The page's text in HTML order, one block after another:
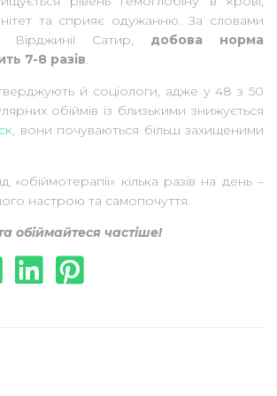
та сприяє одужанню. За словами
Вірджинії Сатир, добова норма
7-8 разів.
й соціологи, адже у 48 з 50
обіймів із близькими знижується
, вони почуваються більш захищеними
«обіймотерапії» кілька разів на день –
настрою та самопочуття.
обіймайтеся частіше!